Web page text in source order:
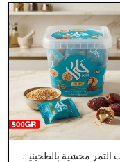
كرات التمر محشية بالطحينية ومغطاة بالسمسم - حلى التمر